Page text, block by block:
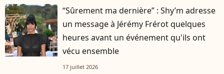
“Sûrement ma dernière” : Shy’m adresse
un message à Jérémy Frérot quelques
heures avant un événement qu'ils ont
vécu ensemble
17 juillet 2026